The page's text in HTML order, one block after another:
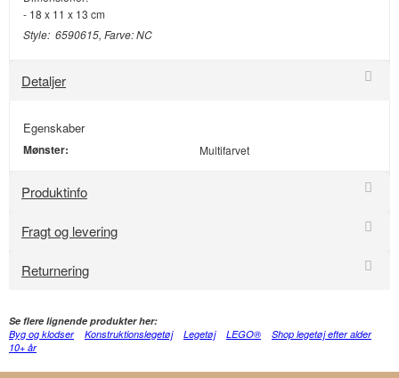
- 18 x 11 x 13 cm
Style: 6590615, Farve: NC
Detaljer
Egenskaber
Mønster: Multifarvet
Produktinfo
Fragt og levering
Returnering
Se flere lignende produkter her:
Byg og klodser
Konstruktionslegetøj Legetøj LEGO®
Shop legetøj efter alder
10+ år